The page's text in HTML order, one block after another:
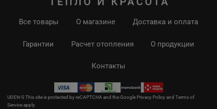
Все товары О магазине Доставка и оплата
Гарантии Расчет отопления О продукции
Контакты
UDEN-S This site is protected by reCAPTCHA and the Google Privacy Policyand Terms of
Serviceapply.